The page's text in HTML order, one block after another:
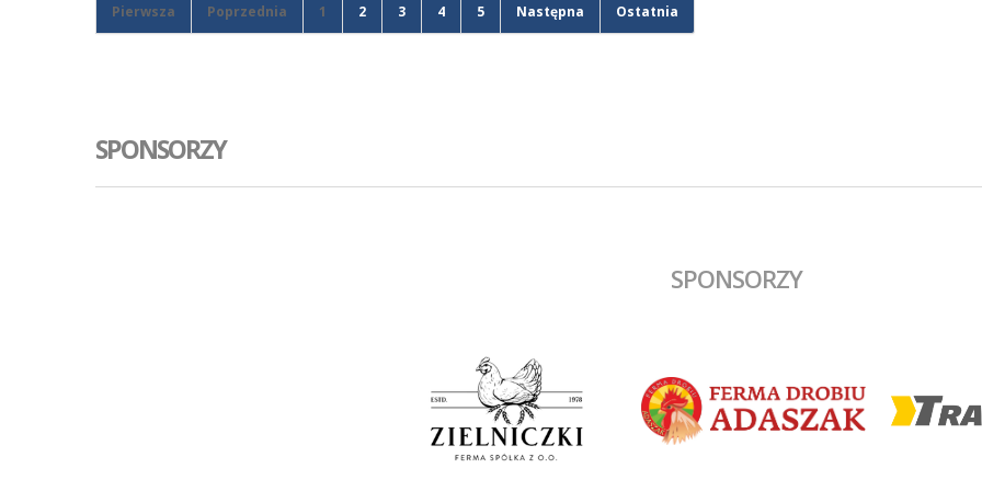
tym meczu popisał się Jan Marciniak.
Pierwsza Poprzednia 1 2 3 4 5 Następna Ostatnia
SPONSORZY
SPONSORZY